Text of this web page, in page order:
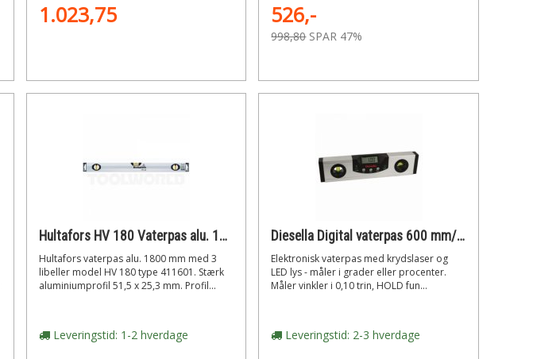
1.023,75 526,-
998,80 SPAR 47%
Hultafors HV 180 Vaterpas alu. 1800 mm
Hultafors vaterpas alu. 1800 mm med 3
libeller model HV 180 type 411601. Stærk
aluminiumprofil 51,5 x 25,3 mm. Profil...
Leveringstid: 1-2 hverdage
Diesella Digital vaterpas 600 mm/0,05° med +-laser- og led lys
Elektronisk vaterpas med krydslaser og
LED lys - måler i grader eller procenter.
Måler vinkler i 0,10 trin, HOLD fun...
Leveringstid: 2-3 hverdage